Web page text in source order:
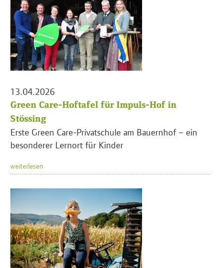
13.04.2026
Green Care-Hoftafel für Impuls-Hof in
Stössing
Erste Green Care-Privatschule am Bauernhof – ein
besonderer Lernort für Kinder
weiterlesen